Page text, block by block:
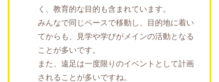
く、教育的な目的も含まれています。
みんなで同じペースで移動し、目的地に着い
てからも、見学や学びがメインの活動となる
ことが多いです。
また、遠足は一度限りのイベントとして計画
されることが多いですね。